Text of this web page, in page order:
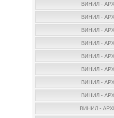
ВИНИЛ -
ВИНИЛ -
ВИНИЛ -
ВИНИЛ -
ВИНИЛ -
ВИНИЛ -
ВИНИЛ -
ВИНИЛ -
ВИНИЛ -